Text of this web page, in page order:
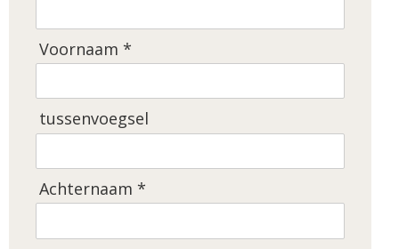
Voornaam *
tussenvoegsel
Achternaam *